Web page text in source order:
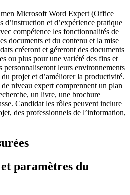
Microsoft Word Expert (Office
d’instruction et d’expérience pratique
compétence les fonctionnalités de
documents et du contenu et la mise
créeront et géreront des documents
ou plus pour une variété des fins et
personnaliseront leurs environnements
du projet et d’améliorer la productivité.
niveau expert comprennent un plan
un livre, une brochure
Candidat les rôles peuvent inclure
des professionnels de l’information,
paramètres du